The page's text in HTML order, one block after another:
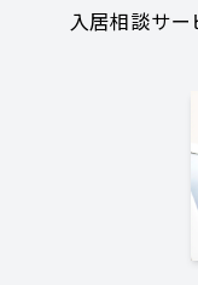
入居相談サー